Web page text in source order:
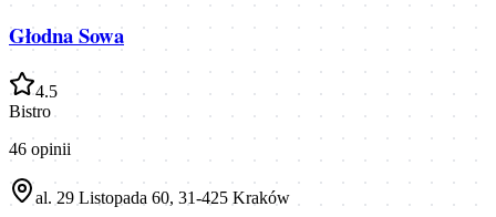
Głodna Sowa
4.5
Bistro
46 opinii
al. 29 Listopada 60, 31-425 Kraków